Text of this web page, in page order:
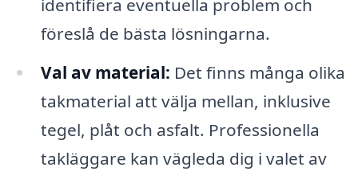
föreslå de bästa lösningarna.
Val av material: Det finns många olika
takmaterial att välja mellan, inklusive
tegel, plåt och asfalt. Professionella
takläggare kan vägleda dig i valet av